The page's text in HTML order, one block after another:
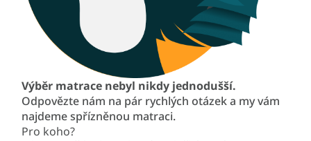
Výběr matrace nebyl nikdy jednodušší.
Odpovězte nám na pár rychlých otázek a my vám
najdeme spřízněnou matraci.
Pro koho?